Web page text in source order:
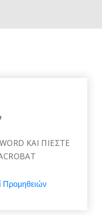
ΚΑΙ ΠΙΕΣΤΕ
Προμηθειών